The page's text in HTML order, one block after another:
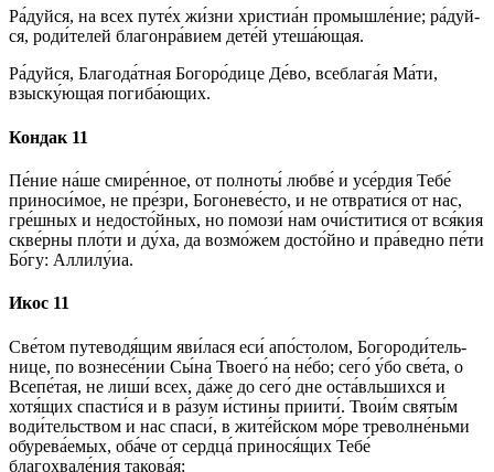
Ра́­дуй­ся, на всех путе́х жи́з­ни хри­сти­а́н про­мыш­ле́­ние; ра́­дуй­
ся, роди́телей благонра́вием дете́й утеша́ющая.
Ра́­дуй­ся, Бла­го­да́т­ная Бо­го­ро́­ди­це Де́­во, всеблага́я Ма́­ти,
взыску́ющая погиба́ющих.
Кондак 11
Пе́­ние на́­ше смире́нное, от полноты́ люб­ве́ и усе́рдия Те­бе́
при­но­си́­мое, не пре́­зри, Богоневе́сто, и не отврати́ся от нас,
гре́ш­ных и не­до­сто́й­ных, но помози́ нам очи́ститися от вся́­кия
скве́р­ны пло́­ти и ду́­ха, да возмо́жем досто́йно и пра́ведно пе́­ти
Бо́­гу: Алли­лу́иа.
Икос 11
Све́­том путеводя́щим яви́­ла­ся еси́ апо́с­то­лом, Бо­го­ро­ди́­тель­
ни­це, по вознесе́нии Сы́­на Тво­его́ на не́­бо; се­го́ у́бо све́­та, о
Все­пе́­тая, не лиши́ всех, да́же до се­го́ дне оста́вльшихся и
хотя́щих спас­ти́­ся и в ра́­зум и́с­ти­ны при­ити́. Тво­и́м свя­ты́м
води́тельством и нас спа­си́, в жите́йском мо́ре треволне́ньми
обу­ре­ва́­емых, оба́­че от серд­ца́ принося́щих Те­бе́
благохвале́ния та­ко­ва́я: